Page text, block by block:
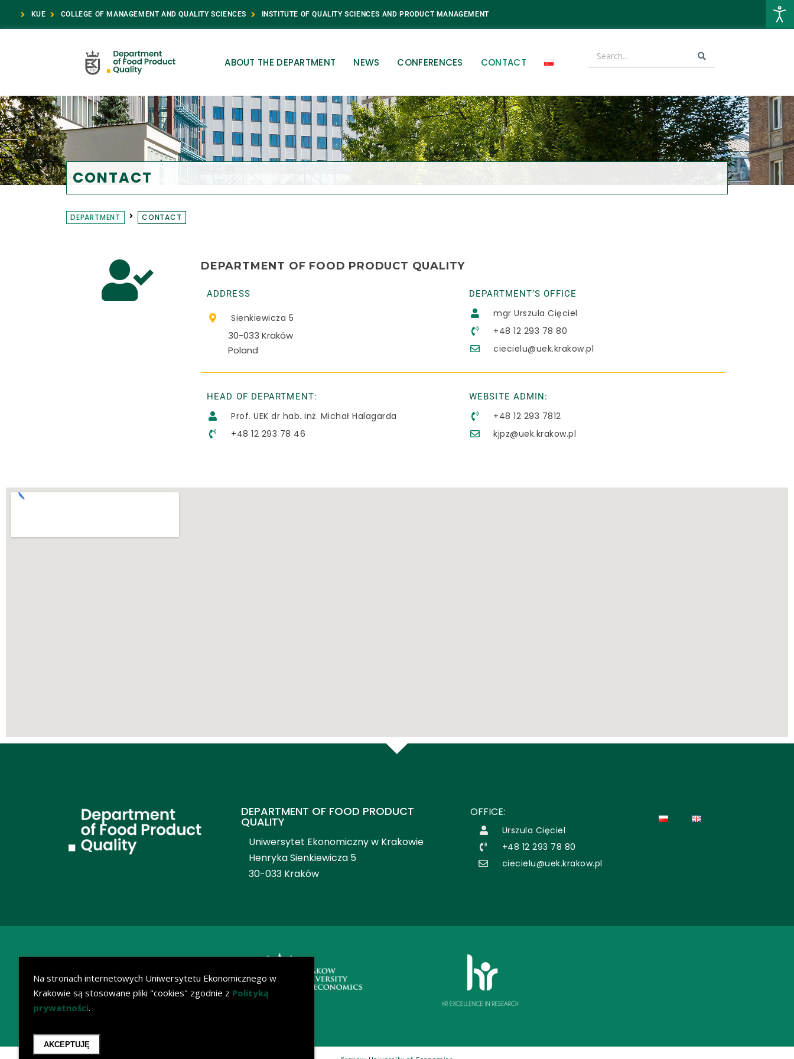
KUE COLLEGE OF MANAGEMENT AND QUALITY SCIENCES INSTITUTE OF QUALITY SCIENCES AND PRODUCT MANAGEMENT
ABOUT THE DEPARTMENT NEWS CONFERENCES CONTACT
CONTACT
DEPARTMENT CONTACT
DEPARTMENT OF FOOD PRODUCT QUALITY
ADDRESS
Sienkiewicza 5
30-033 Kraków
Poland
DEPARTMENT’S OFFICE
mgr Urszula Cięciel
+48 12 293 78 80
ciecielu@uek.krakow.pl
HEAD OF DEPARTMENT:
Prof. UEK dr hab. inż. Michał Halagarda
+48 12 293 78 46
WEBSITE ADMIN:
+48 12 293 7812
kjpz@uek.krakow.pl
DEPARTMENT OF FOOD PRODUCT
QUALITY
Uniwersytet Ekonomiczny w Krakowie
Henryka Sienkiewicza 5
30-033 Kraków
OFFICE:
Urszula Cięciel
+48 12 293 78 80
ciecielu@uek.krakow.pl
Na stronach internetowych Uniwersytetu Ekonomicznego w
Krakowie są stosowane pliki "cookies" zgodnie z Polityką
prywatności.
AKCEPTUJĘ